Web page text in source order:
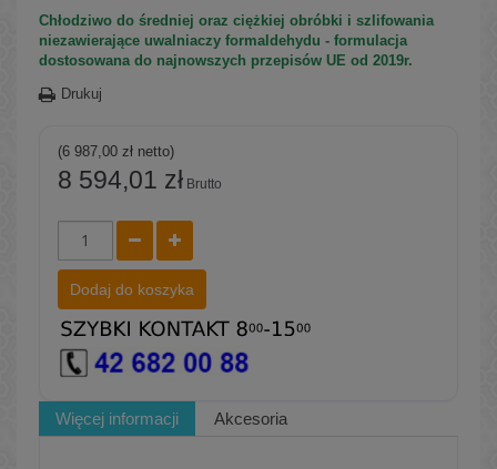
Chłodziwo do średniej oraz ciężkiej obróbki i szlifowania
niezawierające uwalniaczy formaldehydu - formulacja
dostosowana do najnowszych przepisów UE od 2019r.
Drukuj
(6 987,00 zł netto)
8 594,01 zł Brutto
Dodaj do koszyka
Więcej informacji Akcesoria